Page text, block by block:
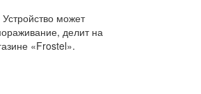
может
делит на
«Frostel».